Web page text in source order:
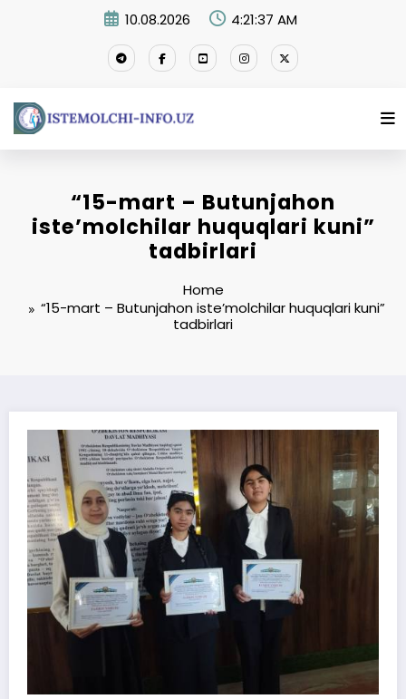
10.08.2026 4:21:38 AM
“15-mart – Butunjahon
iste’molchilar huquqlari kuni”
tadbirlari
Home
“15-mart – Butunjahon iste’molchilar huquqlari kuni”
tadbirlari